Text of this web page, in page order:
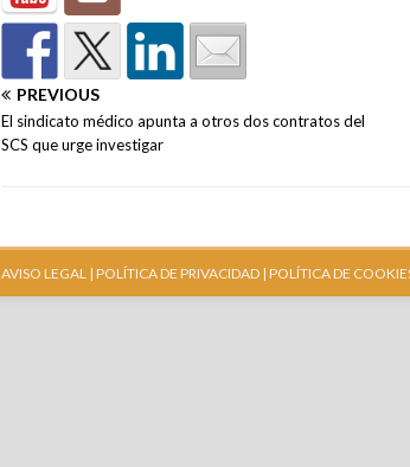
PREVIOUS
El sindicato médico apunta a otros dos contratos del
SCS que urge investigar
AVISO LEGAL | POLÍTICA DE PRIVACIDAD | POLÍTICA DE